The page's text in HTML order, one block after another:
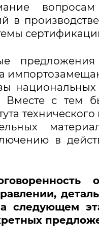
вопросам
национальных
с тем
в
следующем